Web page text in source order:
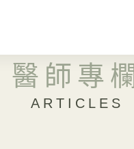
醫師專欄
ARTICLES